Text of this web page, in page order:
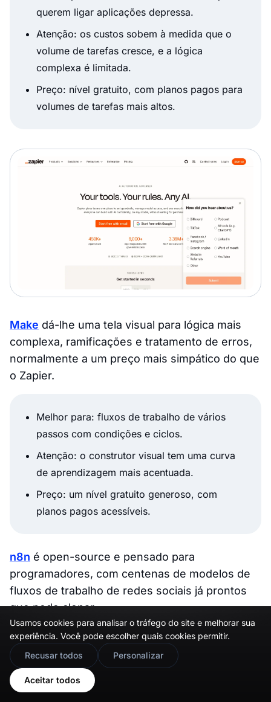
querem ligar aplicações depressa.
Atenção: os custos sobem à medida que o
volume de tarefas cresce, e a lógica
complexa é limitada.
Preço: nível gratuito, com planos pagos para
volumes de tarefas mais altos.
Make dá-lhe uma tela visual para lógica mais
complexa, ramificações e tratamento de erros,
normalmente a um preço mais simpático do que
o Zapier.
Melhor para: fluxos de trabalho de vários
passos com condições e ciclos.
Atenção: o construtor visual tem uma curva
de aprendizagem mais acentuada.
Preço: um nível gratuito generoso, com
planos pagos acessíveis.
n8n é open-source e pensado para
programadores, com centenas de modelos de
fluxos de trabalho de redes sociais já prontos
que pode clonar.
Melhor para: equipas técnicas que querem
controlo total e um custo mais baixo a longo
prazo.
Usamos cookies para analisar o tráfego do site e melhorar sua
experiência. Você pode escolher quais cookies permitir.
Recusar todos
Personalizar
Aceitar todos
🇬🇧 Would you prefer this site in English?
View in English